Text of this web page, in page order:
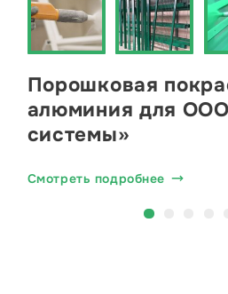
Порошковая
алюминия для
системы»
Смотреть подробнее